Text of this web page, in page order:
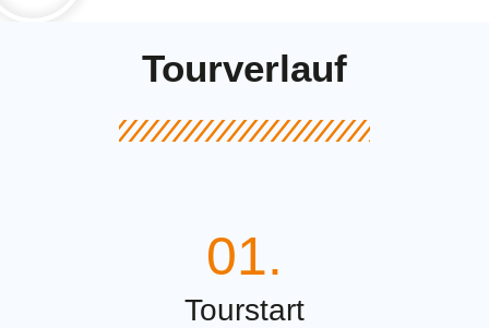
Tourverlauf
01.
Tourstart